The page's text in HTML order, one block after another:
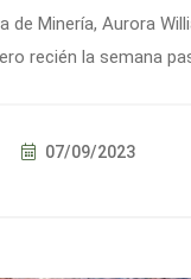
de Minería, Aurora
recién la semana
07/09/2023